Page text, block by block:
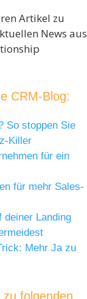
Artikel zu
News aus
CRM-Blog:
So stoppen Sie
Killer
für ein
für mehr Sales-
deiner Landing
Mehr Ja zu
folgenden